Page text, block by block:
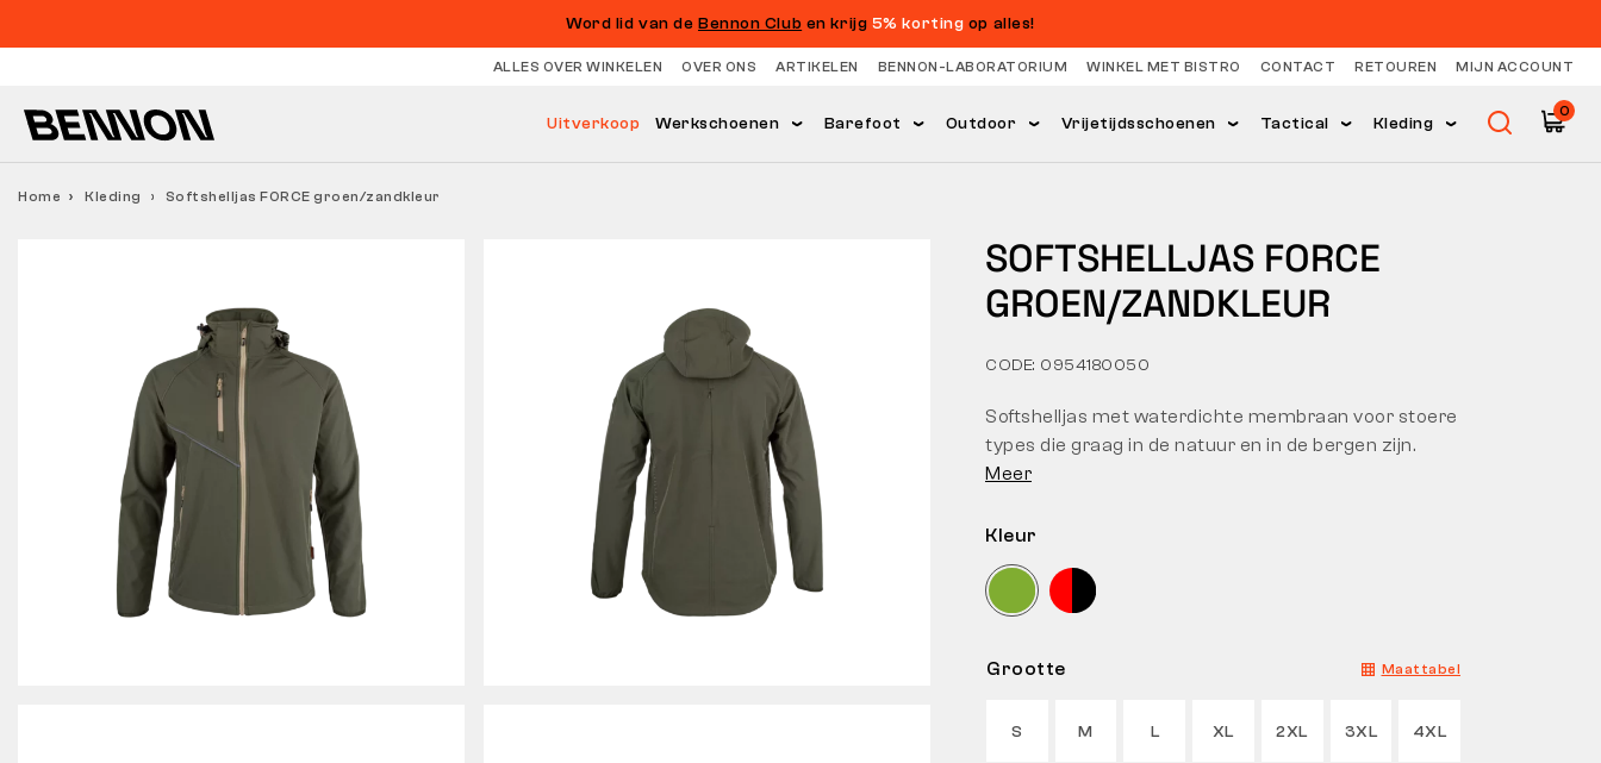
Word lid van de Bennon Club en krijg 5% korting op alles!
ALLES OVER WINKELEN OVER ONS ARTIKELEN BENNON-LABORATORIUM WINKEL MET BISTRO CONTACT RETOUREN MIJN ACCOUNT
Uitverkoop Werkschoenen Barefoot Outdoor Vrijetijdsschoenen Tactical Kleding
0
Home Kleding Softshelljas FORCE groen/zandkleur
SOFTSHELLJAS FORCE
GROEN/ZANDKLEUR
CODE: 0954180050
Kleur
Grootte Maattabel
S M L XL 2XL 3XL 4XL
Softshelljas met waterdichte membraan voor stoere
types die graag in de natuur en in de bergen zijn.
Meer